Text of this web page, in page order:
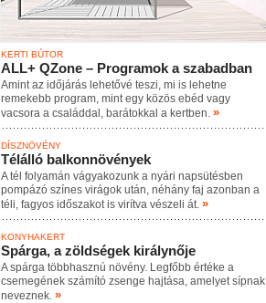
KERTI BÚTOR
ALL+ QZone – Programok a szabadban
Amint az időjárás lehetővé teszi, mi is lehetne
remekebb program, mint egy közös ebéd vagy
vacsora a családdal, barátokkal a kertben. »
DÍSZNÖVÉNY
Télálló balkonnövények
A tél folyamán vágyakozunk a nyári napsütésben
pompázó színes virágok után, néhány faj azonban a
téli, fagyos időszakot is virítva vészeli át. »
KONYHAKERT
Spárga, a zöldségek királynője
A spárga többhasznú növény. Legfőbb értéke a
csemegének számító zsenge hajtása, amelyet sípnak
neveznek. »